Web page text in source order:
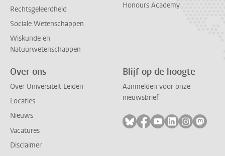
Rechtsgeleerdheid
Sociale Wetenschappen
Wiskunde en
Natuurwetenschappen
Honours Academy
Over ons
Over Universiteit Leiden
Locaties
Nieuws
Vacatures
Disclaimer
Blijf op de hoogte
Aanmelden voor onze
nieuwsbrief
Volg ons op bluesky
Volg ons op facebook
Volg ons op
Volg ons op
Volg ons
Volg